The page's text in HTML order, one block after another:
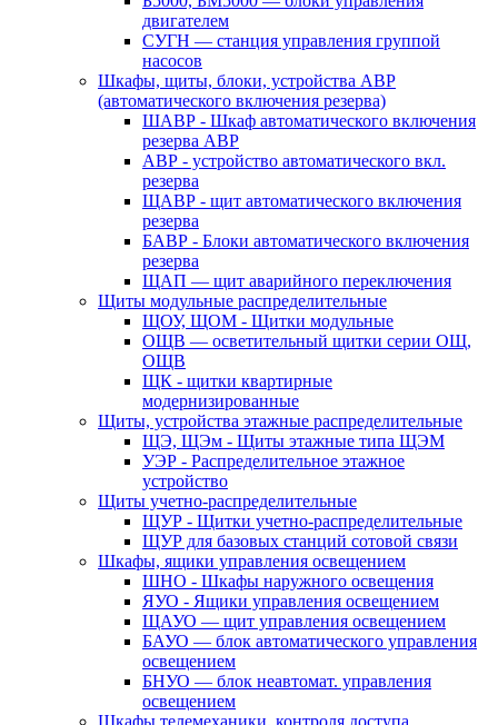
двигателем
СУГН — станция управления группой
насосов
Шкафы, щиты, блоки, устройства АВР
(автоматического включения резерва)
ШАВР - Шкаф автоматического включения
резерва АВР
АВР - устройство автоматического вкл.
резерва
ЩАВР - щит автоматического включения
резерва
БАВР - Блоки автоматического включения
резерва
ЩАП — щит аварийного переключения
Щиты модульные распределительные
ЩОУ, ЩОМ - Щитки модульные
ОЩВ — осветительный щитки серии ОЩ,
ОЩВ
ЩК - щитки квартирные
модернизированные
Щиты, устройства этажные распределительные
ЩЭ, ЩЭм - Щиты этажные типа ЩЭМ
УЭР - Распределительное этажное
устройство
Щиты учетно-распределительные
ЩУР - Щитки учетно-распределительные
ЩУР для базовых станций сотовой связи
Шкафы, ящики управления освещением
ШНО - Шкафы наружного освещения
ЯУО - Ящики управления освещением
ЩАУО — щит управления освещением
БАУО — блок автоматического управления
освещением
БНУО — блок неавтомат. управления
освещением
Шкафы телемеханики, контроля доступа